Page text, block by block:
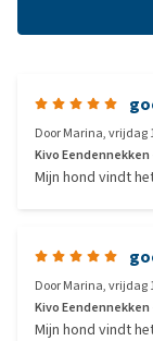
DoorMarina,vrijdag
Kivo Eendennekken
Mijn hond vindt
DoorMarina,vrijdag
Kivo Eendennekken
Mijn hond vindt